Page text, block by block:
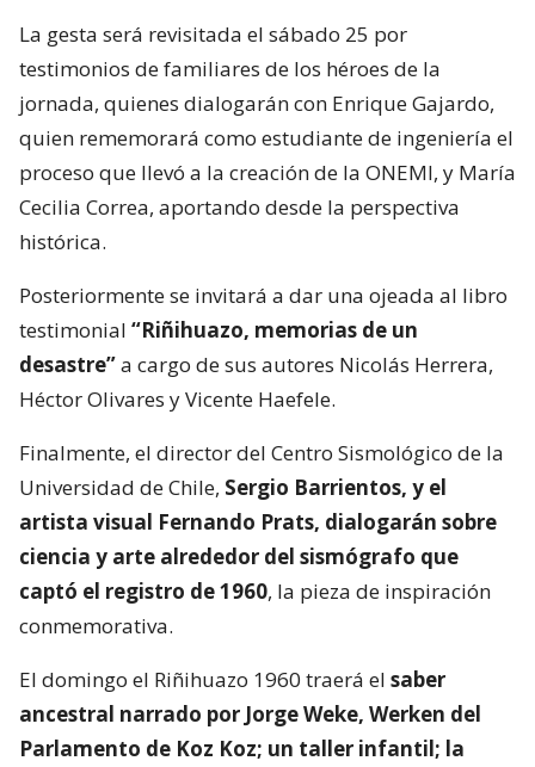
La gesta será revisitada el sábado 25 por
testimonios de familiares de los héroes de la
jornada, quienes dialogarán con Enrique Gajardo,
quien rememorará como estudiante de ingeniería el
proceso que llevó a la creación de la ONEMI, y María
Cecilia Correa, aportando desde la perspectiva
histórica.
Posteriormente se invitará a dar una ojeada al libro
testimonial “Riñihuazo, memorias de un
desastre”a cargo de sus autores Nicolás Herrera,
Héctor Olivares y Vicente Haefele.
Finalmente, el director del Centro Sismológico de la
Universidad de Chile, Sergio Barrientos, y el
artista visual Fernando Prats, dialogarán sobre
ciencia y arte alrededor del sismógrafo que
captó el registro de 1960, la pieza de inspiración
conmemorativa.
El domingo el Riñihuazo 1960 traerá el saber
ancestral narrado por Jorge Weke, Werken del
Parlamento de Koz Koz; un taller infantil; la